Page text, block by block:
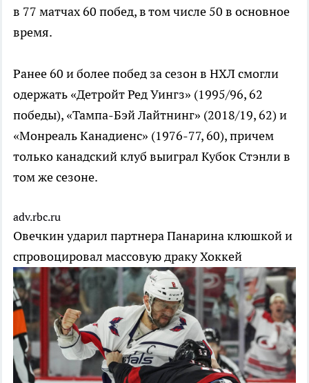
в 77 матчах 60 побед, в том числе 50 в основное
время.
Ранее 60 и более побед за сезон в НХЛ смогли
одержать «Детройт Ред Уингз» (1995/96, 62
победы), «Тампа-Бэй Лайтнинг» (2018/19, 62) и
«Монреаль Канадиенс» (1976-77, 60), причем
только канадский клуб выиграл Кубок Стэнли в
том же сезоне.
adv.rbc.ru
Овечкин ударил партнера Панарина клюшкой и
спровоцировал массовую дракуХоккей